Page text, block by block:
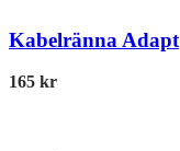
Kabelränna Adapt
165 kr